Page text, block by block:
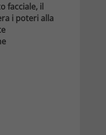
facciale, il
i poteri alla